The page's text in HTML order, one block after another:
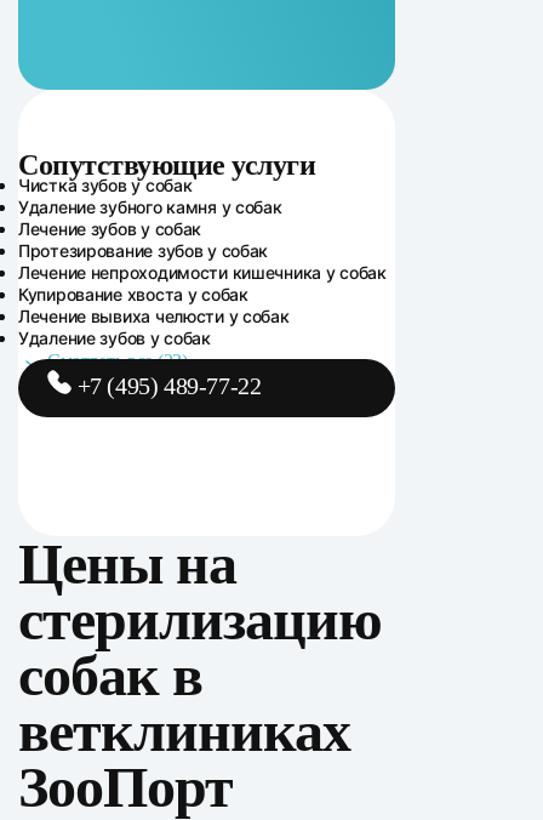
Сопутствующие услуги
Сопутствующие услуги
Чистка зубов у собак
Удаление зубного камня у собак
Лечение зубов у собак
Протезирование зубов у собак
Лечение непроходимости кишечника у собак
Купирование хвоста у собак
Лечение вывиха челюсти у собак
Удаление зубов у собак
Смотреть все (22)
+7 (495) 489-77-22
Цены на
стерилизацию
собак в
ветклиниках
ЗооПорт